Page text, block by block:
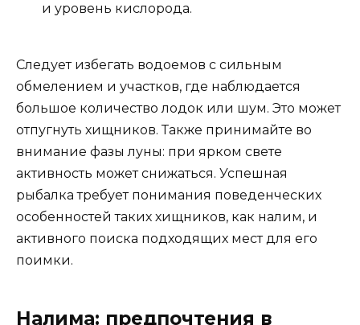
и уровень кислорода.
Следует избегать водоемов с сильным
обмелением и участков, где наблюдается
большое количество лодок или шум. Это может
отпугнуть хищников. Также принимайте во
внимание фазы луны: при ярком свете
активность может снижаться. Успешная
рыбалка требует понимания поведенческих
особенностей таких хищников, как налим, и
активного поиска подходящих мест для его
поимки.
Налима: предпочтения в